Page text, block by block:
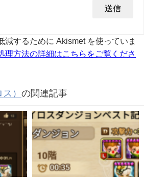
減するために Akismet を使っていま
理方法の詳細はこちらをご覧くださ
） の関連記事